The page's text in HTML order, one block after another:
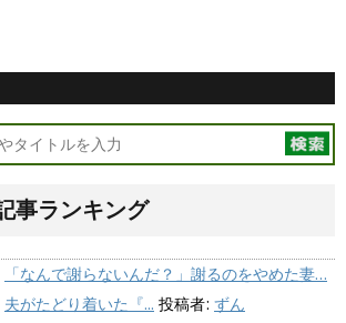
事ランキング
「なんで謝らないんだ？」謝るのをやめた妻…
夫がたどり着いた『... 投稿者: ずん